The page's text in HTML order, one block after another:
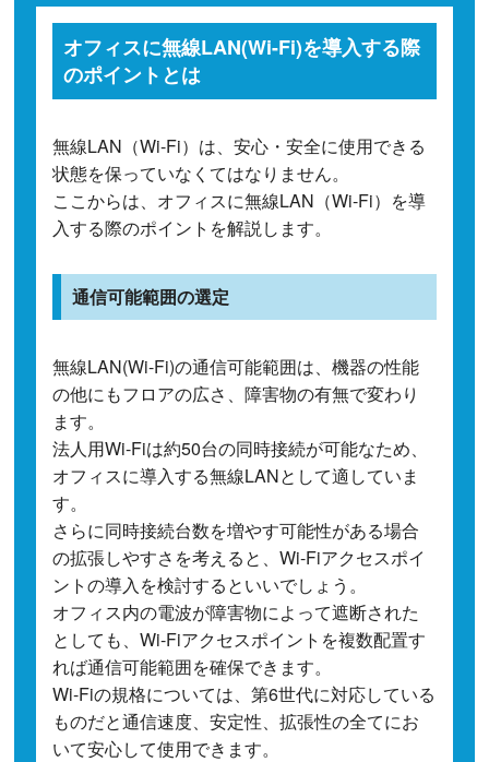
オフィスに無線LAN(Wi-Fi)を導入する際
のポイントとは
無線LAN（Wi-Fi）は、安心・安全に使用できる
状態を保っていなくてはなりません。
ここからは、オフィスに無線LAN（Wi-Fi）を導
入する際のポイントを解説します。
通信可能範囲の選定
無線LAN(Wi-Fi)の通信可能範囲は、機器の性能
の他にもフロアの広さ、障害物の有無で変わり
ます。
法人用Wi-Fiは約50台の同時接続が可能なため、
オフィスに導入する無線LANとして適していま
す。
さらに同時接続台数を増やす可能性がある場合
の拡張しやすさを考えると、Wi-Fiアクセスポイ
ントの導入を検討するといいでしょう。
オフィス内の電波が障害物によって遮断された
としても、Wi-Fiアクセスポイントを複数配置す
れば通信可能範囲を確保できます。
Wi-Fiの規格については、第6世代に対応している
ものだと通信速度、安定性、拡張性の全てにお
いて安心して使用できます。